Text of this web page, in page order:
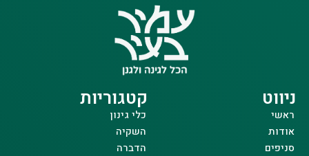
ניווט
ראשי
אודות
סניפים
קטגוריות
כלי גינון
השקיה
הדברה